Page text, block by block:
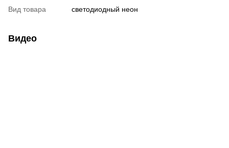
Вид товара светодиодный неон
Видео